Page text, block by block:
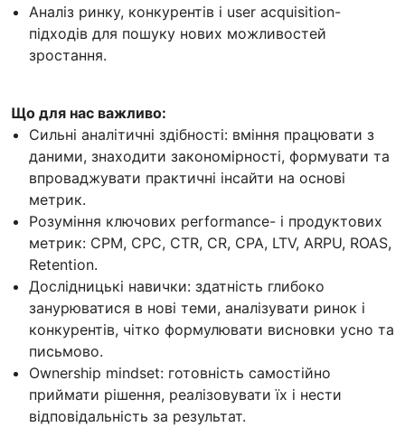
Аналіз ринку, конкурентів і user acquisition-
підходів для пошуку нових можливостей
зростання.
Що для нас важливо:
Сильні аналітичні здібності: вміння працювати з
даними, знаходити закономірності, формувати та
впроваджувати практичні інсайти на основі
метрик.
Розуміння ключових performance- і продуктових
метрик: CPM, CPC, CTR, CR, CPA, LTV, ARPU, ROAS,
Retention.
Дослідницькі навички: здатність глибоко
занурюватися в нові теми, аналізувати ринок і
конкурентів, чітко формулювати висновки усно та
письмово.
Ownership mindset: готовність самостійно
приймати рішення, реалізовувати їх і нести
відповідальність за результат.